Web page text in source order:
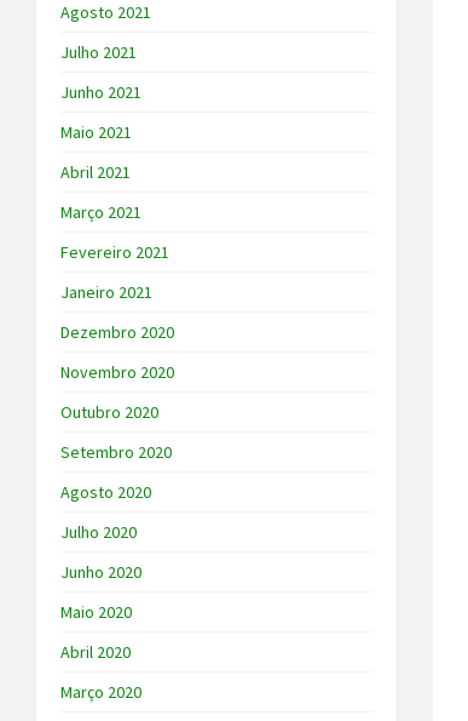
Agosto 2021
Julho 2021
Junho 2021
Maio 2021
Abril 2021
Março 2021
Fevereiro 2021
Janeiro 2021
Dezembro 2020
Novembro 2020
Outubro 2020
Setembro 2020
Agosto 2020
Julho 2020
Junho 2020
Maio 2020
Abril 2020
Março 2020